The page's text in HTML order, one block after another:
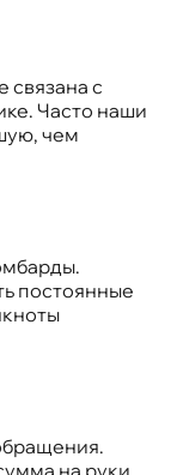
связана с
Часто наши
чем
постоянные
на руки.